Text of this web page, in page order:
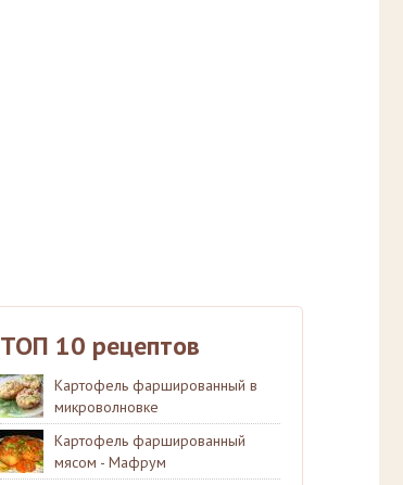
ТОП 10 рецептов
Картофель фаршированный в
микроволновке
Картофель фаршированный
мясом - Мафрум